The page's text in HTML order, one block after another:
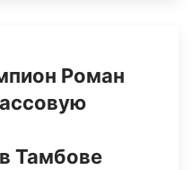
Роман
Тамбове